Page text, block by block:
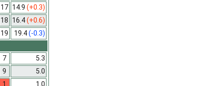
17 14.9 (+0.3)
18 16.4(+0.6)
19 19.4(-0.3)
7
5.3
9
5.0
1 1.0